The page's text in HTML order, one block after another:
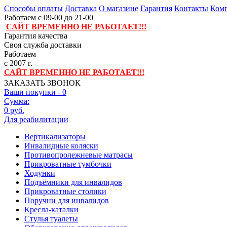
Способы оплаты Доставка О магазине Гарантия Контакты
Работаем с 09-00 до 21-00
САЙТ ВРЕМЕННО НЕ РАБОТАЕТ!!!
Гарантия качества
Своя служба доставки
Работаем
с 2007 г.
САЙТ ВРЕМЕННО НЕ РАБОТАЕТ!!!
ЗАКАЗАТЬ ЗВОНОК
Ваши покупки - 0
Сумма:
0 руб.
Для реабилитации
Вертикализаторы
Инвалидные коляски
Противопролежневые матрасы
Прикроватные тумбочки
Ходунки
Подъёмники для инвалидов
Прикроватные столики
Поручни для инвалидов
Кресла-каталки
Стулья туалеты